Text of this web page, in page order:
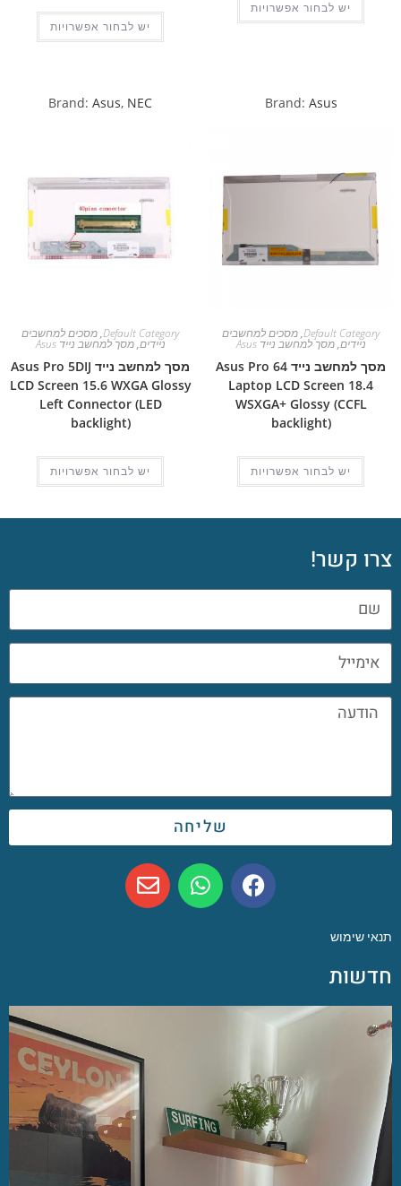
יש לבחור אפשרויות
יש לבחור אפשרויות
Brand: Asus
Default Category
,מסכים למחשבים
ניידים,מסך למחשב נייד Asus
מסך למחשב נייד Asus Pro 64
Laptop LCD Screen 18.4
WSXGA+ Glossy (CCFL
backlight)
יש לבחור אפשרויות
Brand: Asus, NEC
Default Category
,מסכים למחשבים
ניידים,מסך למחשב נייד Asus
מסך למחשב נייד Asus Pro 5DIJ
LCD Screen 15.6 WXGA Glossy
Left Connector (LED
backlight)
יש לבחור אפשרויות
צרו קשר!
שליחה
תנאי שימוש
חדשות